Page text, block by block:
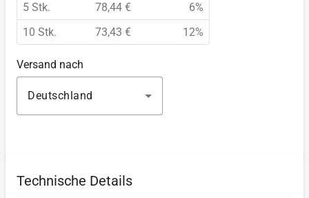
5 Stk. 78,44 €
6%
10 Stk.
73,43 € 12%
Versand nach
Deutschland
Technische Details